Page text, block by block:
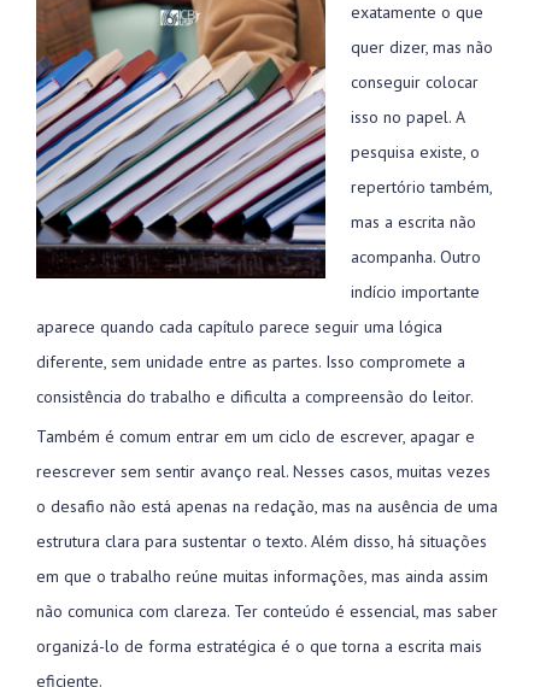
exatamente o que
quer dizer, mas não
conseguir colocar
isso no papel. A
pesquisa existe, o
repertório também,
mas a escrita não
acompanha. Outro
indício importante
aparece quando cada capítulo parece seguir uma lógica
diferente, sem unidade entre as partes. Isso compromete a
consistência do trabalho e dificulta a compreensão do leitor.
Também é comum entrar em um ciclo de escrever, apagar e
reescrever sem sentir avanço real. Nesses casos, muitas vezes
o desafio não está apenas na redação, mas na ausência de uma
estrutura clara para sustentar o texto. Além disso, há situações
em que o trabalho reúne muitas informações, mas ainda assim
não comunica com clareza. Ter conteúdo é essencial, mas saber
organizá-lo de forma estratégica é o que torna a escrita mais
eficiente.